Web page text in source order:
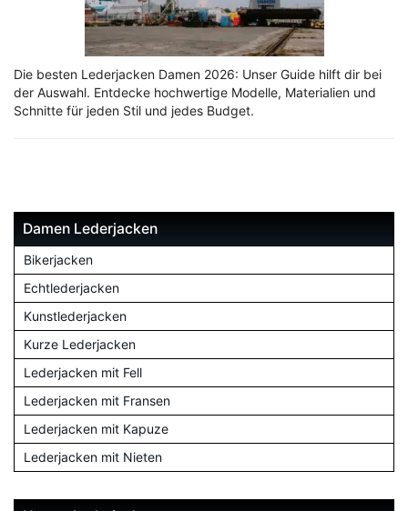
Die besten Lederjacken Damen 2026: Unser Guide hilft dir bei
der Auswahl. Entdecke hochwertige Modelle, Materialien und
Schnitte für jeden Stil und jedes Budget.
Damen Lederjacken
Bikerjacken
Echtlederjacken
Kunstlederjacken
Kurze Lederjacken
Lederjacken mit Fell
Lederjacken mit Fransen
Lederjacken mit Kapuze
Lederjacken mit Nieten